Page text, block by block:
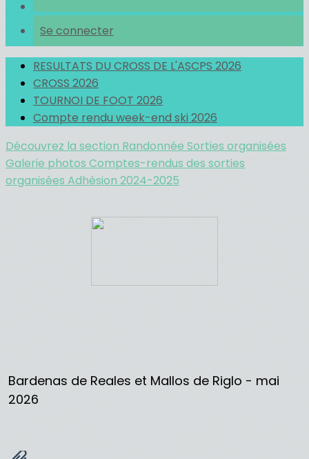
Se connecter
RESULTATS DU CROSS DE L'ASCPS 2026
CROSS 2026
TOURNOI DE FOOT 2026
Compte rendu week-end ski 2026
Découvrez la section Randonnée Sorties organisées
Galerie photos Comptes-rendus des sorties
organisées Adhésion 2024-2025
Bardenas de Reales et Mallos de Riglo - mai
2026